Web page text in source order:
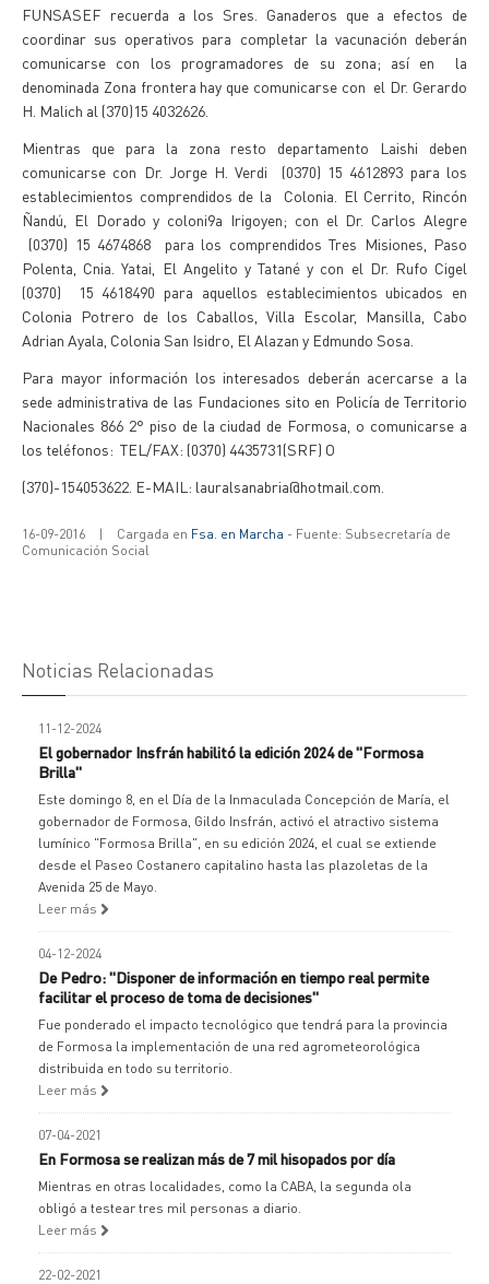
FUNSASEF recuerda a los Sres. Ganaderos que a efectos de
coordinar sus operativos para completar la vacunación deberán
comunicarse con los programadores de su zona; así en la
denominada Zona frontera hay que comunicarse con el Dr. Gerardo
H. Malich al (370)15 4032626.
Mientras que para la zona resto departamento Laishi deben
comunicarse con Dr. Jorge H. Verdi (0370) 15 4612893 para los
establecimientos comprendidos de la Colonia. El Cerrito, Rincón
Ñandú, El Dorado y coloni9a Irigoyen; con el Dr. Carlos Alegre
(0370) 15 4674868 para los comprendidos Tres Misiones, Paso
Polenta, Cnia. Yatai, El Angelito y Tatané y con el Dr. Rufo Cigel
(0370) 15 4618490 para aquellos establecimientos ubicados en
Colonia Potrero de los Caballos, Villa Escolar, Mansilla, Cabo
Adrian Ayala, Colonia San Isidro, El Alazan y Edmundo Sosa.
Para mayor información los interesados deberán acercarse a la
sede administrativa de las Fundaciones sito en Policía de Territorio
Nacionales 866 2° piso de la ciudad de Formosa, o comunicarse a
los teléfonos: TEL/FAX: (0370) 4435731(SRF) O
(370)-154053622. E-MAIL: lauralsanabria@hotmail.com.
16-09-2016 | Cargada en Fsa. en Marcha - Fuente: Subsecretaría de
Comunicación Social
Noticias Relacionadas
11-12-2024
El gobernador Insfrán habilitó la edición 2024 de "Formosa
Brilla"
Este domingo 8, en el Día de la Inmaculada Concepción de María, el
gobernador de Formosa, Gildo Insfrán, activó el atractivo sistema
lumínico "Formosa Brilla", en su edición 2024, el cual se extiende
desde el Paseo Costanero capitalino hasta las plazoletas de la
Avenida 25 de Mayo.
Leer más
04-12-2024
De Pedro: "Disponer de información en tiempo real permite
facilitar el proceso de toma de decisiones"
Fue ponderado el impacto tecnológico que tendrá para la provincia
de Formosa la implementación de una red agrometeorológica
distribuida en todo su territorio.
Leer más
07-04-2021
En Formosa se realizan más de 7 mil hisopados por día
Mientras en otras localidades, como la CABA, la segunda ola
obligó a testear tres mil personas a diario.
Leer más
22-02-2021